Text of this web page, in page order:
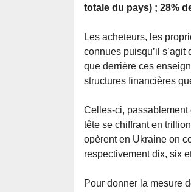
totale du pays) ; 28%
Les acheteurs, les
connues puisqu’il
que derrière ces
structures financières
Celles-ci,
tête se chiffrant en
opèrent en Ukraine on
respectivement dix, six
Pour donner la mesure